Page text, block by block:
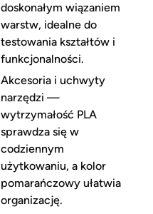
doskonałym wiązaniem
warstw, idealne do
testowania kształtów i
funkcjonalności.
Akcesoria i uchwyty
narzędzi —
wytrzymałość PLA
sprawdza się w
codziennym
użytkowaniu, a kolor
pomarańczowy ułatwia
organizację.